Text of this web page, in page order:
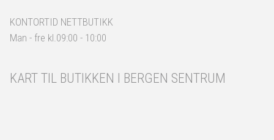
KONTORTID NETTBUTIKK
Man - fre kl.09:00 - 10:00
KART TIL BUTIKKEN I BERGEN SENTRUM